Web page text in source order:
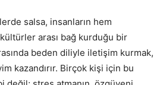
salsa, insanların hem
arası bağ kurduğu bir
beden diliyle iletişim kurmak,
kazandırır. Birçok kişi için bu